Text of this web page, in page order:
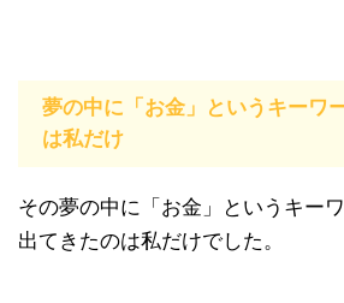
夢の中に「お金」というキーワ
は私だけ
その夢の中に「お金」というキー
出てきたのは私だけでした。